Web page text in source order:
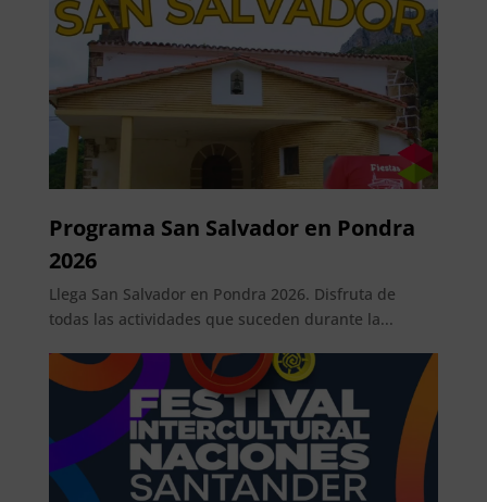
Programa San Salvador en Pondra
2026
Llega San Salvador en Pondra 2026. Disfruta de
todas las actividades que suceden durante la...